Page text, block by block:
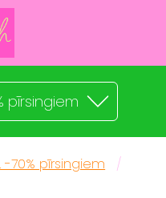
pīrsingiem
-70% pīrsingiem